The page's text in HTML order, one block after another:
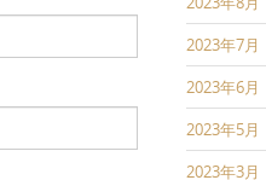
2023年7月
2023年6月
2023年5月
2023年3月